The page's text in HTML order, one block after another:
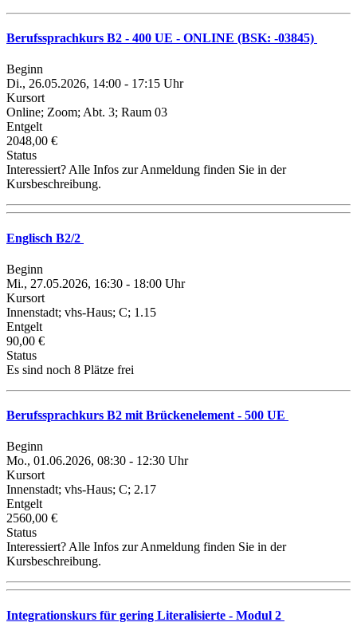
Berufssprachkurs B2 - 400 UE - ONLINE (BSK: -03845)
Beginn
Di., 26.05.2026, 14:00 - 17:15 Uhr
Kursort
Online; Zoom; Abt. 3; Raum 03
Entgelt
2048,00 €
Status
Interessiert? Alle Infos zur Anmeldung finden Sie in der
Kursbeschreibung.
Englisch B2/2
Beginn
Mi., 27.05.2026, 16:30 - 18:00 Uhr
Kursort
Innenstadt; vhs-Haus; C; 1.15
Entgelt
90,00 €
Status
Es sind noch 8 Plätze frei
Berufssprachkurs B2 mit Brückenelement - 500 UE
Beginn
Mo., 01.06.2026, 08:30 - 12:30 Uhr
Kursort
Innenstadt; vhs-Haus; C; 2.17
Entgelt
2560,00 €
Status
Interessiert? Alle Infos zur Anmeldung finden Sie in der
Kursbeschreibung.
Integrationskurs für gering Literalisierte - Modul 2